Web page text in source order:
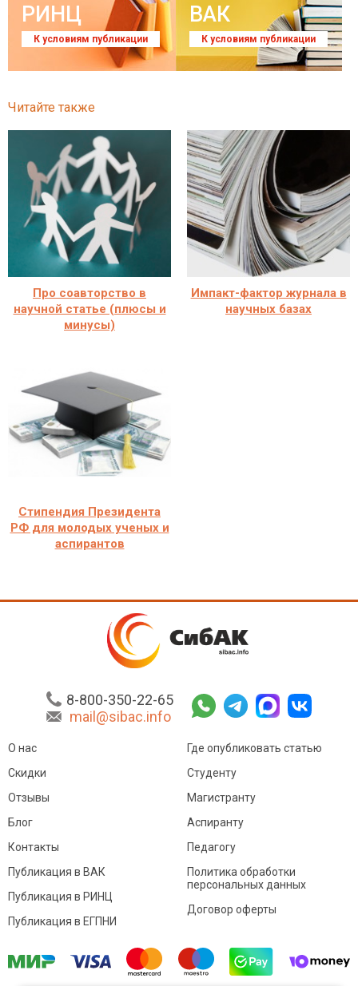
РИНЦ
К условиям публикации
ВАК
К условиям публикации
Читайте также
Про соавторство в
научной статье (плюсы и
минусы)
Импакт-фактор журнала в
научных базах
Стипендия Президента
РФ для молодых ученых и
аспирантов
8-800-350-22-65
mail@sibac.info
О нас
Скидки
Отзывы
Блог
Контакты
Где опубликовать статью
Студенту
Магистранту
Аспиранту
Педагогу
Публикация в ВАК
Публикация в РИНЦ
Публикация в ЕГПНИ
Политика обработки
персональных данных
Договор оферты